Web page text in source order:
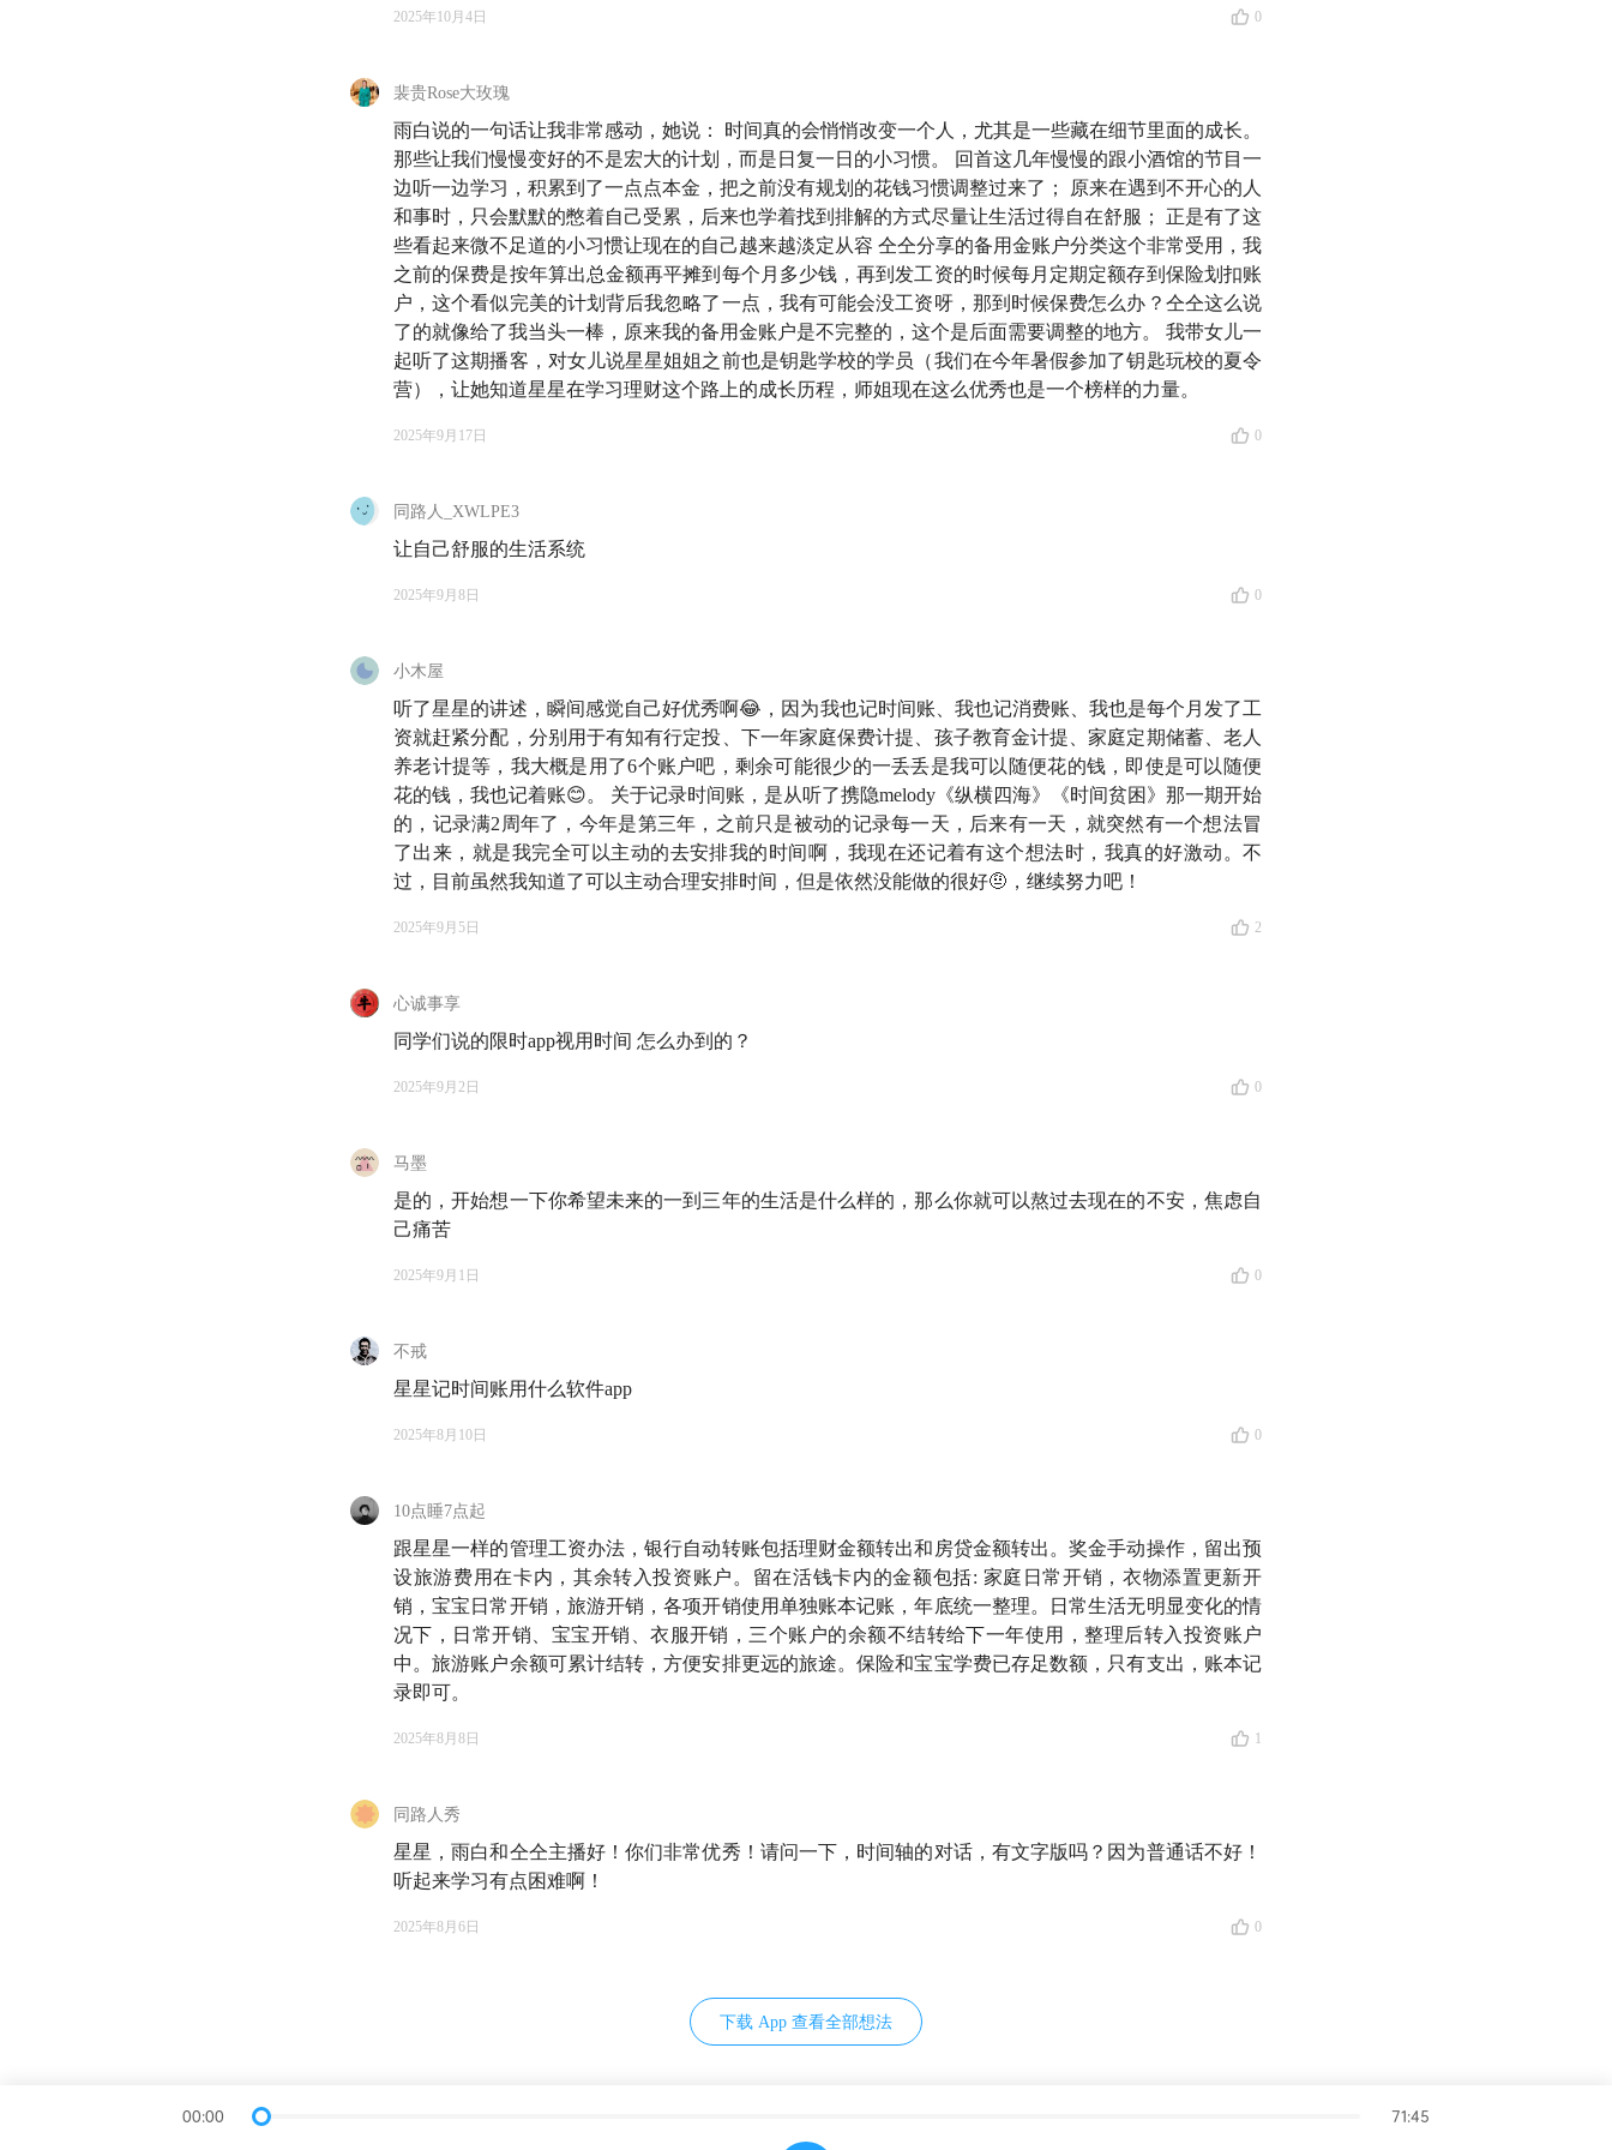
💰存钱和投资，是为了增援未来的自己。
欢迎来到《知行小酒馆》，这是一档由有知有行出品的播客节目，我们关注投资，更关注怎样更好地生
活。我是雨白。
最近有件事让我很感慨：时间真的会悄悄改变一个人，尤其是那些藏在细节里的成长。前阵子仝仝回北
京，我们聊起近况，她笑着说自己瘦了 30 斤，还做了一个重大决定——在老家买了房。现在的她不仅掌
管小家庭的财政大权，连父母公婆还有小朋友的保单都得她来打理，可她不但没有手忙脚乱，还觉得更从
容了，这是怎么做到的？
而我，作为一个记账困难户，在过去一年里，也摸索出了一套适合我这种没有计划性的懒人的原则，让自
己的财务系统可以良性运转……
那一刻我突然发现：那些让我们生活真正变轻松的财务决策，往往不是宏大的计划，而是日复一日的小习
理论，只想聊聊：当「财务」二字让人头皮发麻时，普通人如何找到适合自己又不太费力的理财方式？
如——
• 星星如何通过「9 点发工资，10 点半自动划走三笔钱」来无痛存钱与投资？
• 仝仝怎样拆解备用金目标来提升全家人的生活安全感与幸福感？
• 而我，又是怎样靠搭建一个良好情绪生活体系来保证自己的财务健康？
当然，这个问题没有标准答案，欢迎你把你的经验心得分享在评论区。也很希望，这期对我很有启发的节
🪁 时间轴
04:04看房好几年后，仝仝买到了一套全家人都喜欢的房子：
想明白自己要什么，再以不太高的成本去实
12:53
17:29 刚开始工作三五年、没有太多本金、工资低？这可能正是你尝试建立个人财务系统的好时机！
28:13将「备用金」按照用途分类：保险费、失业保障费以及「丰富生命体验费」
44:23 在投资理财上，我们究竟该投入多少时间精力？花的心思越多，效果就一定更好吗？
56:07只推荐一个理财/生活习惯，你们会推荐什么？把消费决策变成投资决策
68:25 让钱服务于生活，而不是让生活围着钱转
14:36相关节目：
20:52《财务自由之路》
23:26 货币基金：
全部投向风险小的货币市场工具（一年以内的银行定期存款、短期债券等）的基金，
指高流动性、可以随时取出来用的钱。
2025年10月4日 0
裴贵Rose大玫瑰
雨白说的一句话让我非常感动，她说： 时间真的会悄悄改变一个人，尤其是一些藏在细节里面的成长。
那些让我们慢慢变好的不是宏大的计划，而是日复一日的小习惯。 回首这几年慢慢的跟小酒馆的节目一
边听一边学习，积累到了一点点本金，把之前没有规划的花钱习惯调整过来了； 原来在遇到不开心的人
和事时，只会默默的憋着自己受累，后来也学着找到排解的方式尽量让生活过得自在舒服； 正是有了这
些看起来微不足道的小习惯让现在的自己越来越淡定从容 仝仝分享的备用金账户分类这个非常受用，我
之前的保费是按年算出总金额再平摊到每个月多少钱，再到发工资的时候每月定期定额存到保险划扣账
户，这个看似完美的计划背后我忽略了一点，我有可能会没工资呀，那到时候保费怎么办？仝仝这么说
了的就像给了我当头一棒，原来我的备用金账户是不完整的，这个是后面需要调整的地方。 我带女儿一
起听了这期播客，对女儿说星星姐姐之前也是钥匙学校的学员（我们在今年暑假参加了钥匙玩校的夏令
营），让她知道星星在学习理财这个路上的成长历程，师姐现在这么优秀也是一个榜样的力量。
2025年9月17日 0
同路人_XWLPE3
让自己舒服的生活系统
2025年9月8日 0
小木屋
听了星星的讲述，瞬间感觉自己好优秀啊😂，因为我也记时间账、我也记消费账、我也是每个月发了工
资就赶紧分配，分别用于有知有行定投、下一年家庭保费计提、孩子教育金计提、家庭定期储蓄、老人
养老计提等，我大概是用了6个账户吧，剩余可能很少的一丢丢是我可以随便花的钱，即使是可以随便
花的钱，我也记着账😊。 关于记录时间账，是从听了携隐melody《纵横四海》《时间贫困》那一期开始
的，记录满2周年了，今年是第三年，之前只是被动的记录每一天，后来有一天，就突然有一个想法冒
了出来，就是我完全可以主动的去安排我的时间啊，我现在还记着有这个想法时，我真的好激动。不
过，目前虽然我知道了可以主动合理安排时间，但是依然没能做的很好🤨，继续努力吧！
2025年9月5日 2
心诚事享
同学们说的限时app视用时间 怎么办到的？
2025年9月2日 0
马墨
是的，开始想一下你希望未来的一到三年的生活是什么样的，那么你就可以熬过去现在的不安，焦虑自
己痛苦
2025年9月1日 0
不戒
星星记时间账用什么软件app
2025年8月10日 0
10点睡7点起
跟星星一样的管理工资办法，银行自动转账包括理财金额转出和房贷金额转出。奖金手动操作，留出预
设旅游费用在卡内，其余转入投资账户。留在活钱卡内的金额包括: 家庭日常开销，衣物添置更新开
销，宝宝日常开销，旅游开销，各项开销使用单独账本记账，年底统一整理。日常生活无明显变化的情
况下，日常开销、宝宝开销、衣服开销，三个账户的余额不结转给下一年使用，整理后转入投资账户
中。旅游账户余额可累计结转，方便安排更远的旅途。保险和宝宝学费已存足数额，只有支出，账本记
录即可。
2025年8月8日 1
同路人秀
星星，雨白和仝仝主播好！你们非常优秀！请问一下，时间轴的对话，有文字版吗？因为普通话不好！
听起来学习有点困难啊！
2025年8月6日 0
下载 App 查看全部想法
00:00 71:45